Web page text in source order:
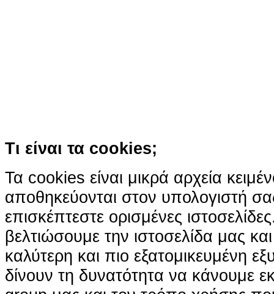
Τι είναι τα cookies;
Τα cookies είναι μικρά αρχεία
αποθηκεύονται στον υπολογιστή
επισκέπτεστε ορισμένες
βελτιώσουμε την ιστοσελίδα μας
καλύτερη και πιο εξατομικευμένη
δίνουν τη δυνατότητα να κάνουμε